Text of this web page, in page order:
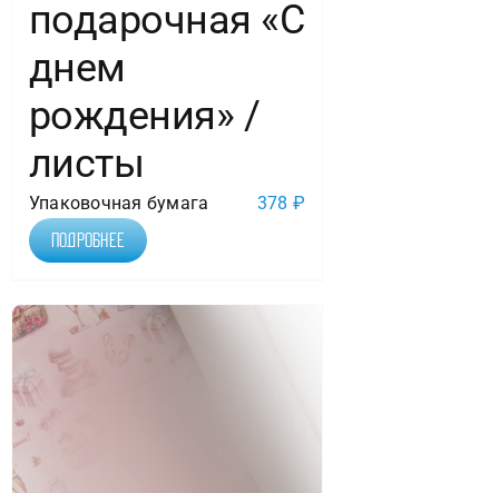
подарочная «С
днем
рождения» /
листы
Упаковочная бумага 378 ₽
Подробнее